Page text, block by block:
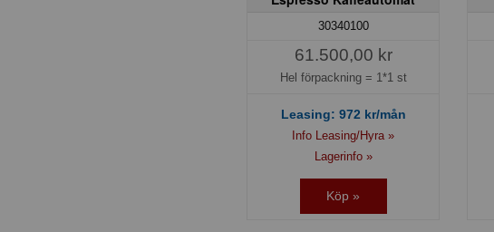
30340100
61.500,00 kr
Hel förpackning = 1*1 st
Leasing: 972 kr/mån
Info Leasing/Hyra »
Lagerinfo »
Köp »